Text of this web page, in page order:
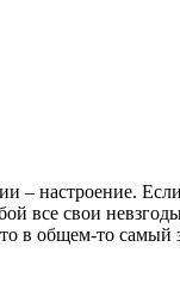
настроение. Если
все свои
в общем-то самый